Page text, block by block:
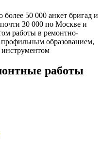
более 50 000 анкет бригад и
30 000 по Москве и
работы в ремонтно-
профильным образованием,
работы